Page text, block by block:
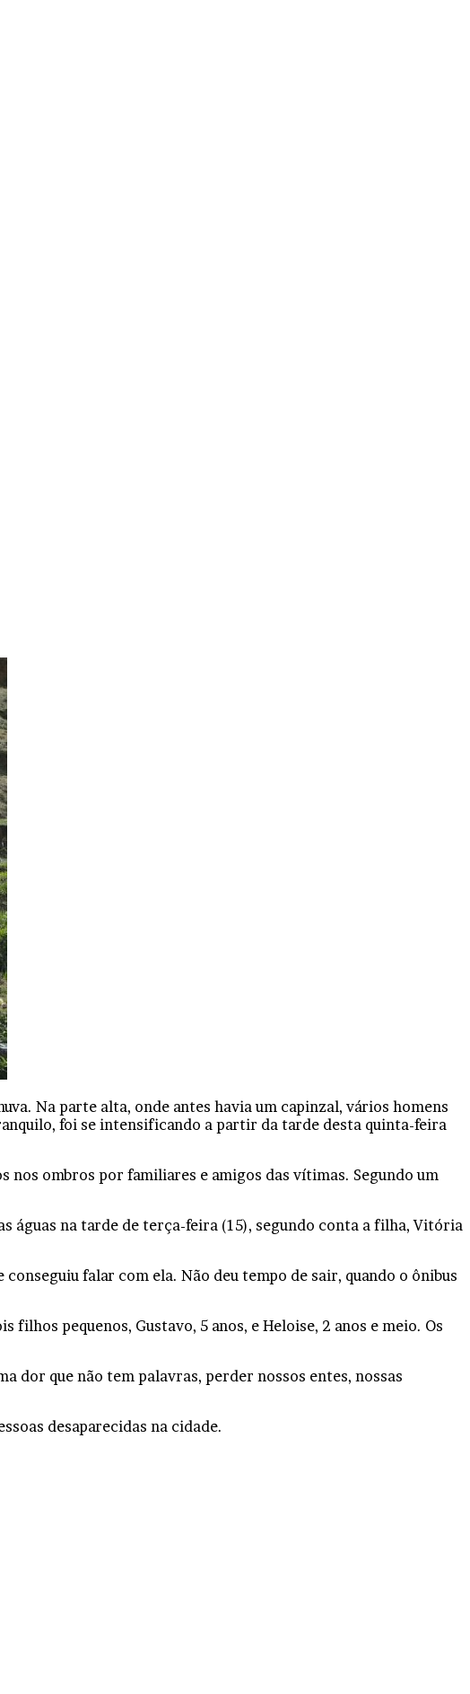
Na parte alta, onde antes havia um capinzal, vários homens
foi se intensificando a partir da tarde desta quinta-feira
nos ombros por familiares e amigos das vítimas. Segundo um
águas na tarde de terça-feira (15), segundo conta a filha, Vitória
falar com ela. Não deu tempo de sair, quando o ônibus
pequenos, Gustavo, 5 anos, e Heloise, 2 anos e meio. Os
dor que não tem palavras, perder nossos entes, nossas
desaparecidas na cidade.